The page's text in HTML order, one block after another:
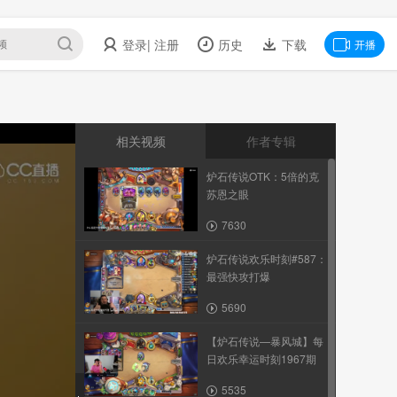
登录| 注册 历史 下载 开播
相关视频 作者专辑
炉石传说OTK：5倍的克
苏恩之眼
7630
炉石传说欢乐时刻#587：
最强快攻打爆
5690
【炉石传说—暴风城】每
日欢乐幸运时刻1967期
5535